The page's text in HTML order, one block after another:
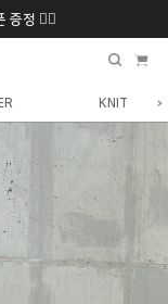
증정 ❤️‍🔥
KNIT